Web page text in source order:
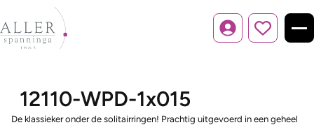
Inloggen
12110-WPD-1x015
De klassieker onder de solitairringen! Prachtig uitgevoerd in een geheel